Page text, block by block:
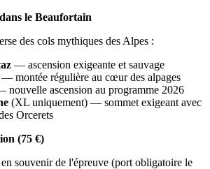
le Beaufortain
des cols mythiques des Alpes :
— ascension exigeante et sauvage
— montée régulière au cœur des alpages
nouvelle ascension au programme 2026
(XL uniquement) — sommet exigeant avec
Orcerets
(75 €)
souvenir de l'épreuve (port obligatoire le